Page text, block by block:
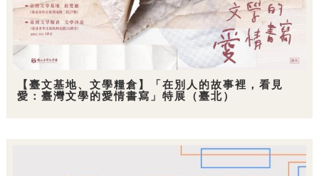
【臺文基地、文學糧倉】「在別人的故事裡，看見
愛：臺灣文學的愛情書寫」特展（臺北）